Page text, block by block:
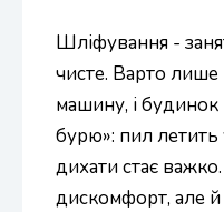
Шліфування -
чисте. Варто
машину, і
бурю»: пил летить
дихати стає
дискомфорт, але